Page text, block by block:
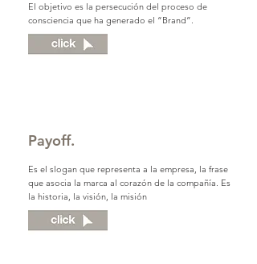
El objetivo es la persecución del proceso de
consciencia que ha generado el “Brand”.
Payoff.
Es el slogan que representa a la empresa, la frase
que asocia la marca al corazón de la compañía. Es
la historia, la visión, la misión